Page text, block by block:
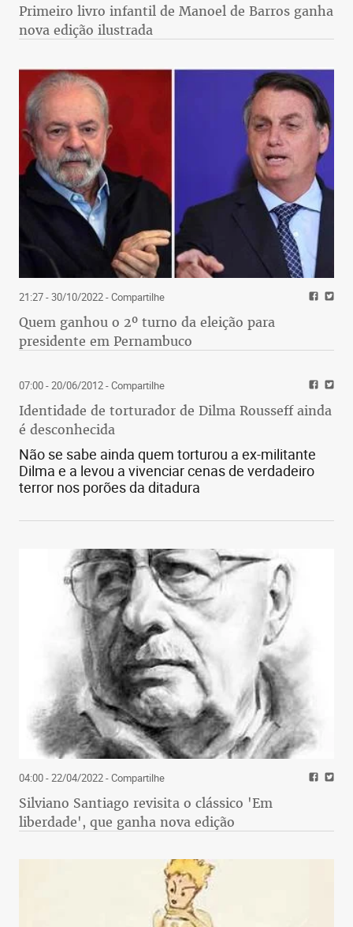
Primeiro livro infantil de Manoel de Barros ganha
nova edição ilustrada
21:27 - 30/10/2022- Compartilhe
Quem ganhou o 2º turno da eleição para
presidente em Pernambuco
07:00 - 20/06/2012- Compartilhe
Identidade de torturador de Dilma Rousseff ainda
é desconhecida
Não se sabe ainda quem torturou a ex-militante
Dilma e a levou a vivenciar cenas de verdadeiro
terror nos porões da ditadura
04:00 - 22/04/2022- Compartilhe
Silviano Santiago revisita o clássico 'Em
liberdade', que ganha nova edição